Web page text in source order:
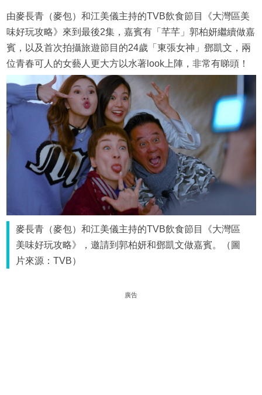
由麥長青（麥包）和江美儀主持的TVB飲食節目《大灣區美
味好玩攻略》來到最後2集，嘉賓有「芊芊」郭柏妍繼續做嘉
賓，以及首次拍攝旅遊節目的24歲「東張女神」鄧凱文，兩
位青春可人的女藝人更大方以水著look上陣，非常有睇頭！
麥長青（麥包）和江美儀主持的TVB飲食節目《大灣區
美味好玩攻略》，邀請到郭柏妍和鄧凱文做嘉賓。（圖
片來源：TVB）
廣告